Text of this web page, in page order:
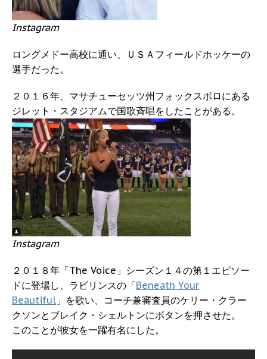
Instagram
ロングメドー高校に通い、ＵＳＡフィールドホッケーの
選手だった。
２０１６年、マサチューセッツ州フォックスボロにある
ジレット・スタジアムで国歌斉唱をしたことがある。
Instagram
２０１８年「The Voice」シーズン１４の第１エピソー
ドに登場し、ラビリンスの「Beneath Your
Beautiful 」を歌い、コーチ兼審査員のケリー・クラー
クソンとブレイク・シェルトンにボタンを押させた。
このことが彼女を一躍有名にした。